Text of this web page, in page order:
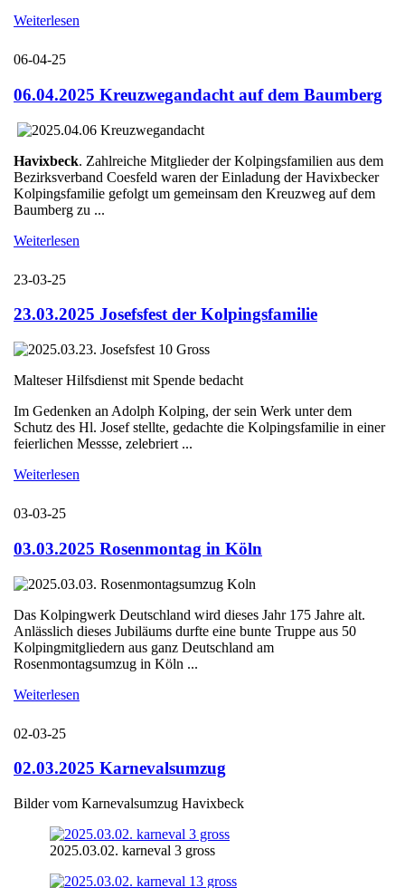
Weiterlesen
06-04-25
06.04.2025 Kreuzwegandacht auf dem Baumberg
Havixbeck. Zahlreiche Mitglieder der Kolpingsfamilien aus dem
Bezirksverband Coesfeld waren der Einladung der Havixbecker
Kolpingsfamilie gefolgt um gemeinsam den Kreuzweg auf dem
Baumberg zu ...
Weiterlesen
23-03-25
23.03.2025 Josefsfest der Kolpingsfamilie
Malteser Hilfsdienst mit Spende bedacht
Im Gedenken an Adolph Kolping, der sein Werk unter dem
Schutz des Hl. Josef stellte, gedachte die Kolpingsfamilie in einer
feierlichen Messse, zelebriert ...
Weiterlesen
03-03-25
03.03.2025 Rosenmontag in Köln
Das Kolpingwerk Deutschland wird dieses Jahr 175 Jahre alt.
Anlässlich dieses Jubiläums durfte eine bunte Truppe aus 50
Kolpingmitgliedern aus ganz Deutschland am
Rosenmontagsumzug in Köln ...
Weiterlesen
02-03-25
02.03.2025 Karnevalsumzug
Bilder vom Karnevalsumzug Havixbeck
2025.03.02. karneval 3 gross